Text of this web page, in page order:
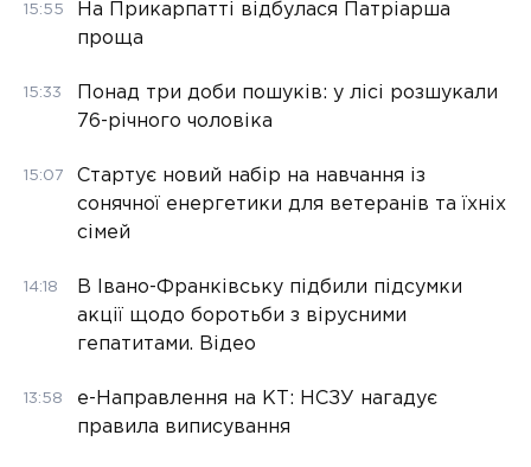
15:55
На Прикарпатті відбулася Патріарша
проща
15:33
Понад три доби пошуків: у лісі розшукали
76-річного чоловіка
15:07
Стартує новий набір на навчання із
сонячної енергетики для ветеранів та їхніх
сімей
14:18
В Івано-Франківську підбили підсумки
акції щодо боротьби з вірусними
гепатитами. Відео
13:58
е-Направлення на КТ: НСЗУ нагадує
правила виписування